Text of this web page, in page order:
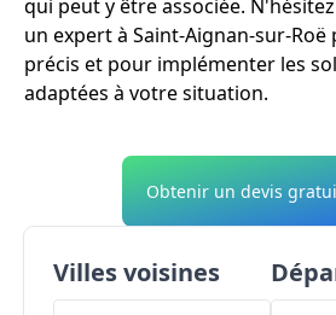
qui peut y être associée.
un expert à Saint-Aignan-sur-
précis et pour implémenter les
adaptées à votre situation.
Obtenir un devis
Villes voisines